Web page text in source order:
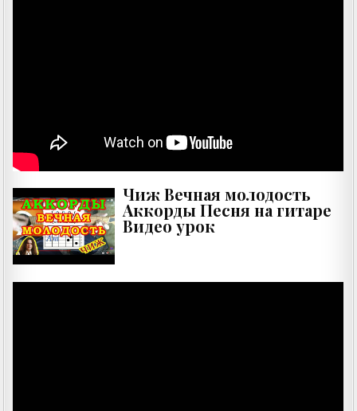
Чиж Вечная молодость
Аккорды Песня на гитаре
Видео урок